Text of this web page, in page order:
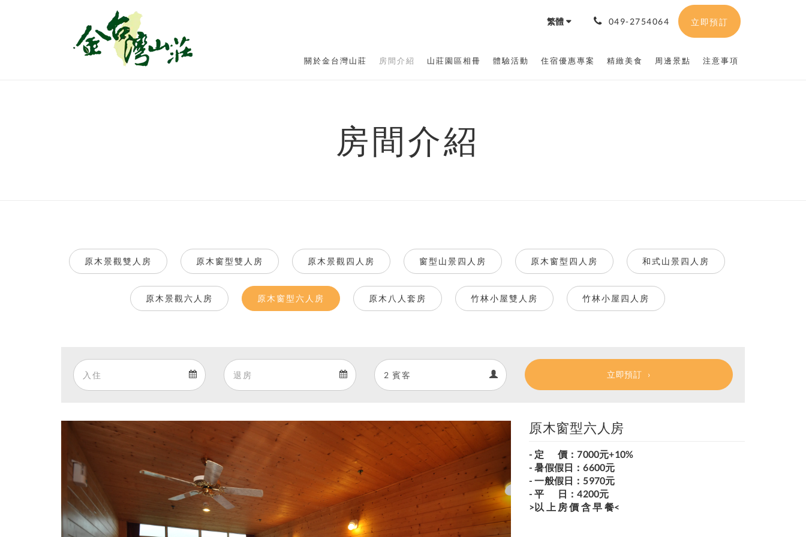
繁體 049-2754064 立即預訂
關於金台灣山莊 房間介紹 山莊園區相冊 體驗活動 住宿優惠專案 精緻美食 周邊景點 注意事項
房間介紹
原木景觀雙人房 原木窗型雙人房 原木景觀四人房 窗型山景四人房 原木窗型四人房 和式山景四人房
原木景觀六人房 原木窗型六人房 原木八人套房 竹林小屋雙人房 竹林小屋四人房
立即預訂
Previous Next 原木窗型六人房
- 定 價：7000元+10%
- 暑假假日：6600元
- 一般假日：5970元
- 平 日：4200元
>以 上 房 價 含 早 餐<